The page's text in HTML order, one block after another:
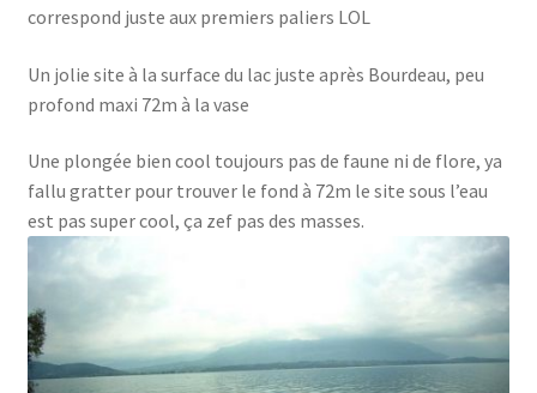
correspond juste aux premiers paliers LOL
Un jolie site à la surface du lac juste après Bourdeau, peu
profond maxi 72m à la vase
Une plongée bien cool toujours pas de faune ni de flore, ya
fallu gratter pour trouver le fond à 72m le site sous l’eau
est pas super cool, ça zef pas des masses.